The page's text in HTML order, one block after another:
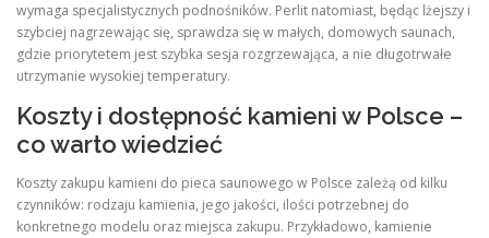
wymaga specjalistycznych podnośników. Perlit natomiast, będąc lżejszy i
szybciej nagrzewając się, sprawdza się w małych, domowych saunach,
gdzie priorytetem jest szybka sesja rozgrzewająca, a nie długotrwałe
utrzymanie wysokiej temperatury.
Koszty i dostępność kamieni w Polsce –
co warto wiedzieć
Koszty zakupu kamieni do pieca saunowego w Polsce zależą od kilku
czynników: rodzaju kamienia, jego jakości, ilości potrzebnej do
konkretnego modelu oraz miejsca zakupu. Przykładowo, kamienie